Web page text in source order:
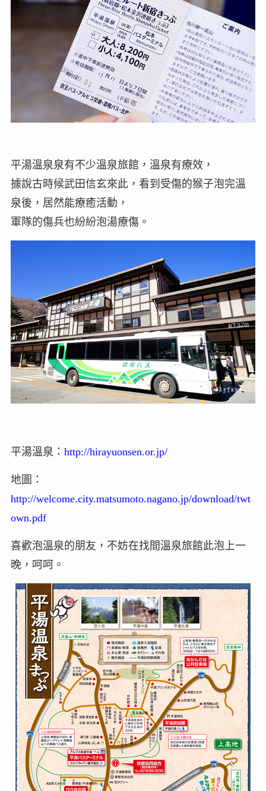
平湯溫泉泉有不少溫泉旅館，溫泉有療效，
據說古時候武田信玄來此，看到受傷的猴子泡完溫
泉後，居然能療癒活動，
軍隊的傷兵也紛紛泡湯療傷。
平湯溫泉： http://hirayuonsen.or.jp/
地圖：
http://welcome.city.matsumoto.nagano.jp/download/twt
own.pdf
喜歡泡溫泉的朋友，不妨在找間溫泉旅館此泡上一
晚，呵呵。